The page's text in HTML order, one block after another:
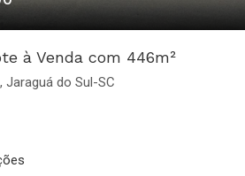
à Venda com 446m²
Jaraguá do Sul-SC